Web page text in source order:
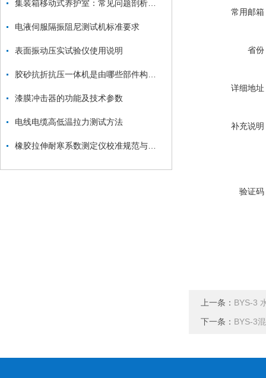
电液伺服隔振阻尼测试机标准要求
表面振动压实试验仪使用说明
漆膜冲击器的功能及技术参数
电线电缆高低温拉力测试方法
常用邮箱
省份
详细地址
补充说明
验证码
上一条： BYS-3
下一条： BYS-3